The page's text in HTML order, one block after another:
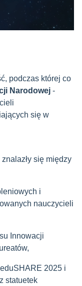
podczas której co
Narodowej -
się w
się między
i
nauczycieli
Innowacji
2025 i
statuetek